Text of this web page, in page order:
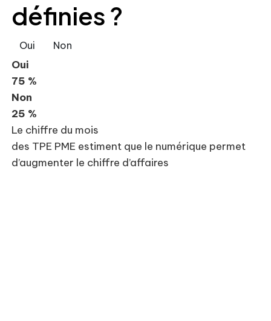
définies ?
Oui Non
Oui
75 %
Non
25 %
Le chiffre du mois
des TPE PME estiment que le numérique permet
d’augmenter le chiffre d’affaires